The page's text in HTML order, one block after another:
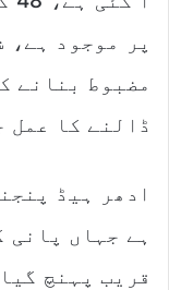
پر موجود ہے،
مضبوط بنانے
ڈالنے کا عمل
ادھر ہیڈ
قریب پہنچ